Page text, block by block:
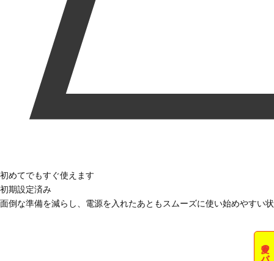
初めてでもすぐ使えます
初期設定済み
面倒な準備を減らし、電源を入れたあともスムーズに使い始めやすい